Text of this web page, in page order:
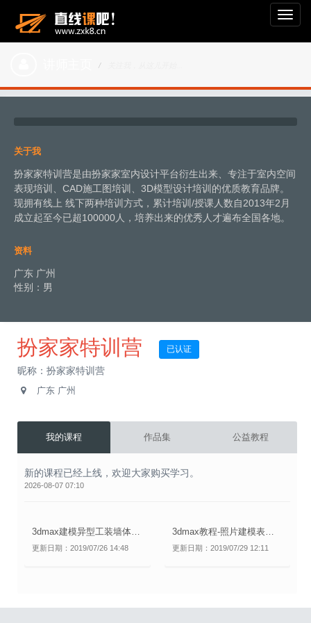
关于我
扮家家特训营是由扮家家室内设计平台衍生出来、专注于室内空间
表现培训、CAD施工图培训、3D模型设计培训的优质教育品牌。
现拥有线上 线下两种培训方式，累计培训/授课人数自2013年2月
成立起至今已超100000人，培养出来的优秀人才遍布全国各地。
资料
广东 广州
性别：男
扮家家特训营 已认证
昵称：扮家家特训营
广东 广州
我的课程 作品集 公益教程
新的课程已经上线，欢迎大家购买学习。
2026-08-07 07:10
3dmax建模异型工装墙体案例讲解
更新日期：2019/07/26 14:48
3dmax教程-照片建模表现临摹必学技法
更新日期：2019/07/29 12:11